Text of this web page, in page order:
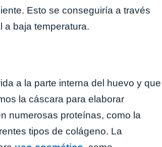
Esto se conseguiría a través
a baja temperatura.
a la parte interna del huevo y que
la cáscara para elaborar
numerosas proteínas, como la
tipos de colágeno. La